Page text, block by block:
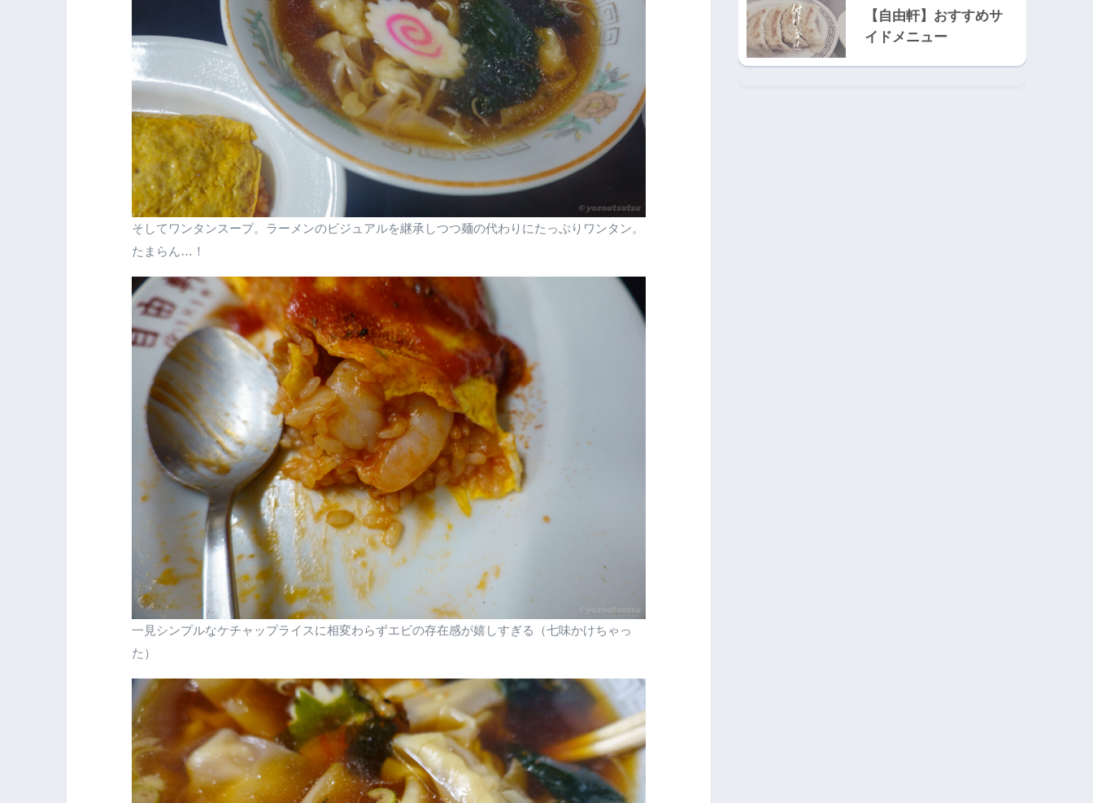
そしてワンタンスープ。ラーメンのビジュアルを継承しつつ麺の代わりにたっぷりワンタン。
たまらん…！
一見シンプルなケチャップライスに相変わらずエビの存在感が嬉しすぎる（七味かけちゃっ
た）
【自由軒】おすすめサ
イドメニュー